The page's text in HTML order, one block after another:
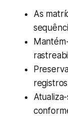
As
registros